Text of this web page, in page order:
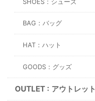
SHOES：シューズ
BAG：バッグ
HAT：ハット
GOODS：グッズ
OUTLET : アウトレット